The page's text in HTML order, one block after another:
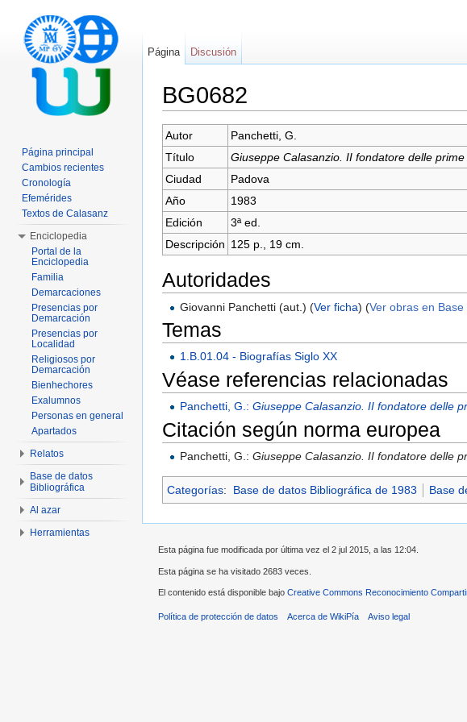
BG0682
Autor
Panchetti, G.
Título
Giuseppe Calasanzio. II fondatore delle
Ciudad
Padova
Año
1983
Edición
3ª ed.
Descripción 125 p., 19 cm.
Autoridades
Giovanni Panchetti (aut.) (Ver ficha) (Ver obras en
Temas
1.B.01.04 - Biografías Siglo XX
Véase referencias relacionadas
Panchetti, G.:Giuseppe Calasanzio. II fondatore delle
Citación según norma europea
Panchetti, G.:Giuseppe Calasanzio. II fondatore delle
Categorías: Base de datos Bibliográfica de 1983 Base
Página Discusión
Página principal
Cambios recientes
Cronología
Efemérides
Textos de Calasanz
Enciclopedia
Portal de la
Enciclopedia
Familia
Demarcaciones
Presencias por
Demarcación
Presencias por
Localidad
Religiosos por
Demarcación
Bienhechores
Exalumnos
Personas en general
Apartados
Relatos
Base de datos
Bibliográfica
Al azar
Herramientas
Esta página fue modificada por última vez el 2 jul 2015, a las 12:04.
Esta página se ha visitado 2683 veces.
El contenido está disponible bajo Creative Commons Reconocimiento
Política de protección de datos Acerca de WikiPía Aviso legal